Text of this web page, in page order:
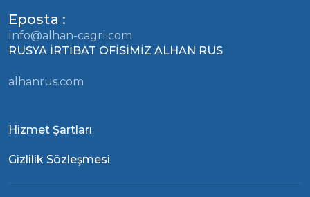
Eposta :
info@alhan-cagri.com
RUSYA İRTİBAT OFİSİMİZ ALHAN RUS
alhanrus.com
Hizmet Şartları
Gizlilik Sözleşmesi